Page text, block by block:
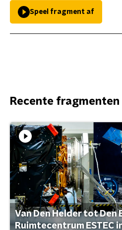
Speel fragment af
Recente fragmenten
Van Den Helder tot Den
Ruimtecentrum ESTEC